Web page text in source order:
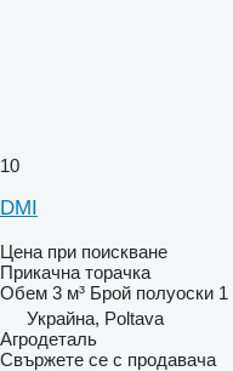
10
DMI
Цена при поискване
Прикачна торачка
Обем 3 м³ Брой полуоски 1
Украйна, Poltava
Агродеталь
Свържете се с продавача